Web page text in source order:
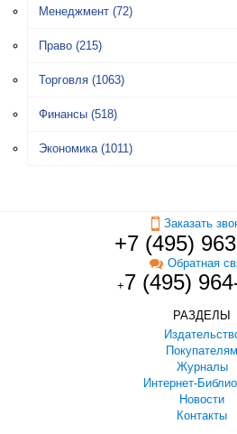
Менеджмент (72)
Право (215)
Торговля (1063)
Финансы (518)
Экономика (1011)
Заказать
+7 (495)
Обратная
+7 (495)
РАЗДЕЛЫ
Покупателям
Журналы
Интернет-
Новости
Контакты